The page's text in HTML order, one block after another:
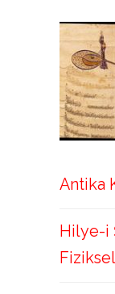
Antika
Hilye-i